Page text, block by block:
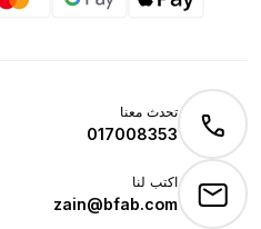
تحدث معنا
017008353
اكتب لنا
zain@bfab.com